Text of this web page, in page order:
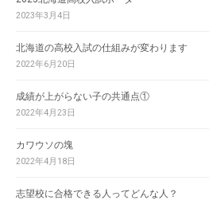
2023年3月4日
北海道の高校入試の仕組みが変わります
2022年6月20日
成績が上がらない子の共通点①
2022年4月23日
カワウソの塊
2022年4月18日
志望校に合格できる人ってどんな人？